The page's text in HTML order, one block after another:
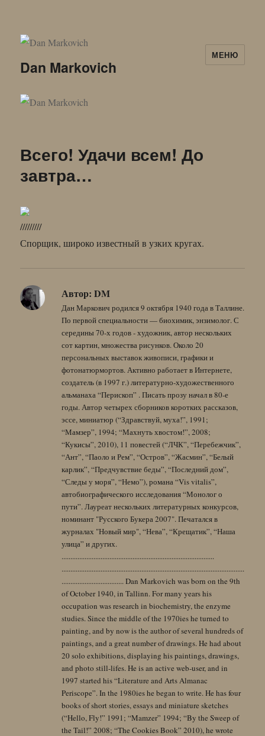
Dan Markovich
МЕНЮ
Всего! Удачи всем! До
завтра…
/////////
Спорщик, широко известный в узких кругах.
Автор: DM
Дан Маркович родился 9 октября 1940 года в Таллине.
По первой специальности — биохимик, энзимолог. С
середины 70-х годов - художник, автор нескольких
сот картин, множества рисунков. Около 20
персональных выставок живописи, графики и
фотонатюрмортов. Активно работает в Интернете,
создатель (в 1997 г.) литературно-художественного
альманаха “Перископ” . Писать прозу начал в 80-е
годы. Автор четырех сборников коротких рассказов,
эссе, миниатюр (“Здравствуй, муха!”, 1991;
“Мамзер”, 1994; “Махнуть хвостом!”, 2008;
“Кукисы”, 2010), 11 повестей (“ЛЧК”, “Перебежчик”,
“Ант”, “Паоло и Рем”, “Остров”, “Жасмин”, “Белый
карлик”, “Предчувствие беды”, “Последний дом”,
“Следы у моря”, “Немо”), романа “Vis vitalis”,
автобиографического исследования “Монолог о
пути”. Лауреат нескольких литературных конкурсов,
номинант "Русского Букера 2007". Печатался в
журналах "Новый мир", “Нева”, “Крещатик”, “Наша
улица” и других.
......................................................................................
.......................................................................................................
................................... Dan Markovich was born on the 9th
of October 1940, in Tallinn. For many years his
occupation was research in biochemistry, the enzyme
studies. Since the middle of the 1970ies he turned to
painting, and by now is the author of several hundreds of
paintings, and a great number of drawings. He had about
20 solo exhibitions, displaying his paintings, drawings,
and photo still-lifes. He is an active web-user, and in
1997 started his “Literature and Arts Almanac
Periscope”. In the 1980ies he began to write. He has four
books of short stories, essays and miniature sketches
(“Hello, Fly!” 1991; “Mamzer” 1994; “By the Sweep of
the Tail!” 2008; “The Cookies Book” 2010), he wrote